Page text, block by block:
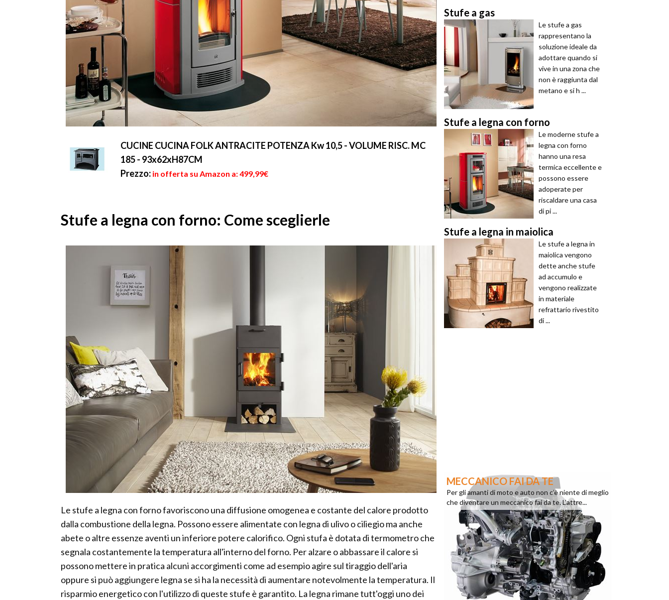
CUCINE CUCINA FOLK ANTRACITE POTENZA Kw 10,5 - VOLUME RISC. MC
185 - 93x62xH87CM
Prezzo: in offerta su Amazon a: 499,99€
Stufe a legna con forno: Come sceglierle
Le stufe a legna con forno favoriscono una diffusione omogenea e costante del calore prodotto
dalla combustione della legna. Possono essere alimentate con legna di ulivo o ciliegio ma anche
abete o altre essenze aventi un inferiore potere calorifico. Ogni stufa è dotata di termometro che
segnala costantemente la temperatura all'interno del forno. Per alzare o abbassare il calore si
possono mettere in pratica alcuni accorgimenti come ad esempio agire sul tiraggio dell'aria
oppure si può aggiungere legna se si ha la necessità di aumentare notevolmente la temperatura. Il
risparmio energetico con l'utilizzo di queste stufe è garantito. La legna rimane tutt'oggi uno dei
Stufe a gas
Le stufe a gas
rappresentano la
soluzione ideale da
adottare quando si
vive in una zona che
non è raggiunta dal
metano e si h ...
Stufe a legna con forno
Le moderne stufe a
legna con forno
hanno una resa
termica eccellente e
possono essere
adoperate per
riscaldare una casa
di pi ...
Stufe a legna in maiolica
Le stufe a legna in
maiolica vengono
dette anche stufe
ad accumulo e
vengono realizzate
in materiale
refrattario rivestito
di ...
MECCANICO FAI DA TE
Per gli amanti di moto e auto non c’è niente di meglio
che diventare un meccanico fai da te. L’attre...